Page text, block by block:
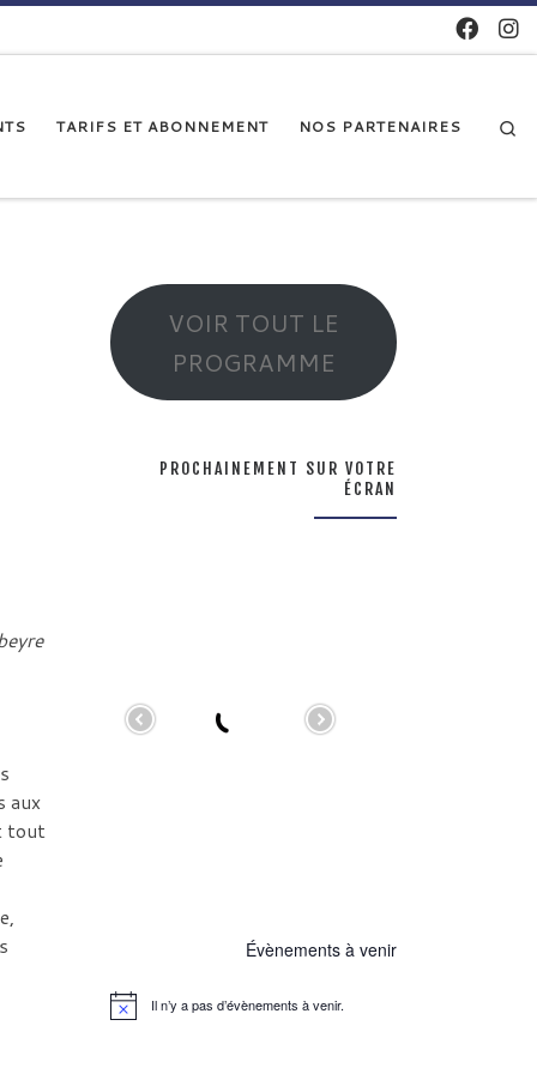
TARIFS ET ABONNEMENT NOS PARTENAIRES
aux
tout
VOIR TOUT LE
PROGRAMME
PROCHAINEMENT SUR VOTRE
ÉCRAN
Évènements à venir
N
Il n’y a pas d’évènements à venir.